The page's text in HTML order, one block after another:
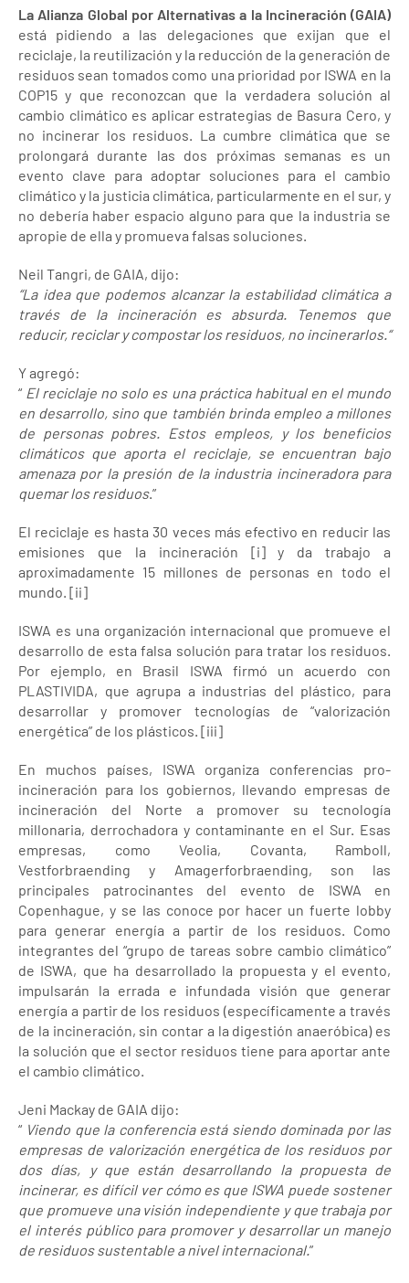
La Alianza Global por Alternativas a la Incineración (GAIA)
está pidiendo a las delegaciones que exijan que el
reciclaje, la reutilización y la reducción de la generación de
residuos sean tomados como una prioridad por ISWA en la
COP15 y que reconozcan que la verdadera solución al
cambio climático es aplicar estrategias de Basura Cero, y
no incinerar los residuos. La cumbre climática que se
prolongará durante las dos próximas semanas es un
evento clave para adoptar soluciones para el cambio
climático y la justicia climática, particularmente en el sur, y
no debería haber espacio alguno para que la industria se
apropie de ella y promueva falsas soluciones.
Neil Tangri, de GAIA, dijo:
“La idea que podemos alcanzar la estabilidad climática a
través de la incineración es absurda. Tenemos que
reducir, reciclar y compostar los residuos, no incinerarlos.“
Y agregó:
“ El reciclaje no solo es una práctica habitual en el mundo
en desarrollo, sino que también brinda empleo a millones
de personas pobres. Estos empleos, y los beneficios
climáticos que aporta el reciclaje, se encuentran bajo
amenaza por la presión de la industria incineradora para
quemar los residuos.”
El reciclaje es hasta 30 veces más efectivo en reducir las
emisiones que la incineración [i] y da trabajo a
aproximadamente 15 millones de personas en todo el
mundo. [ii]
ISWA es una organización internacional que promueve el
desarrollo de esta falsa solución para tratar los residuos.
Por ejemplo, en Brasil ISWA firmó un acuerdo con
PLASTIVIDA, que agrupa a industrias del plástico, para
desarrollar y promover tecnologías de “valorización
energética” de los plásticos. [iii]
En muchos países, ISWA organiza conferencias pro-
incineración para los gobiernos, llevando empresas de
incineración del Norte a promover su tecnología
millonaria, derrochadora y contaminante en el Sur. Esas
empresas, como Veolia, Covanta, Ramboll,
Vestforbraending y Amagerforbraending, son las
principales patrocinantes del evento de ISWA en
Copenhague, y se las conoce por hacer un fuerte lobby
para generar energía a partir de los residuos. Como
integrantes del “grupo de tareas sobre cambio climático”
de ISWA, que ha desarrollado la propuesta y el evento,
impulsarán la errada e infundada visión que generar
energía a partir de los residuos (específicamente a través
de la incineración, sin contar a la digestión anaeróbica) es
la solución que el sector residuos tiene para aportar ante
el cambio climático.
Jeni Mackay de GAIA dijo:
“ Viendo que la conferencia está siendo dominada por las
empresas de valorización energética de los residuos por
dos días, y que están desarrollando la propuesta de
incinerar, es difícil ver cómo es que ISWA puede sostener
que promueve una visión independiente y que trabaja por
el interés público para promover y desarrollar un manejo
de residuos sustentable a nivel internacional.”